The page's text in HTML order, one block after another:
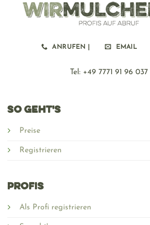
ANRUFEN | EMAIL
Tel: ‪+49 7771 91 96 037
SO GEHT'S
Preise
Registrieren
PROFIS
Als Profi registrieren